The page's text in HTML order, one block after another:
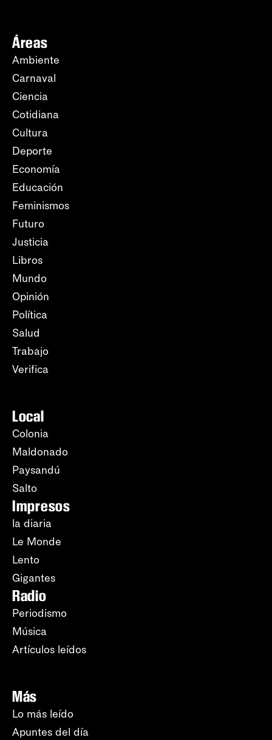
Áreas
Ambiente
Carnaval
Ciencia
Cotidiana
Cultura
Deporte
Economía
Educación
Feminismos
Futuro
Justicia
Libros
Mundo
Opinión
Política
Salud
Trabajo
Verifica
Local
Colonia
Maldonado
Paysandú
Salto
Impresos
la diaria
Le Monde
Lento
Gigantes
Radio
Periodismo
Música
Artículos leídos
Más
Lo más leído
Apuntes del día